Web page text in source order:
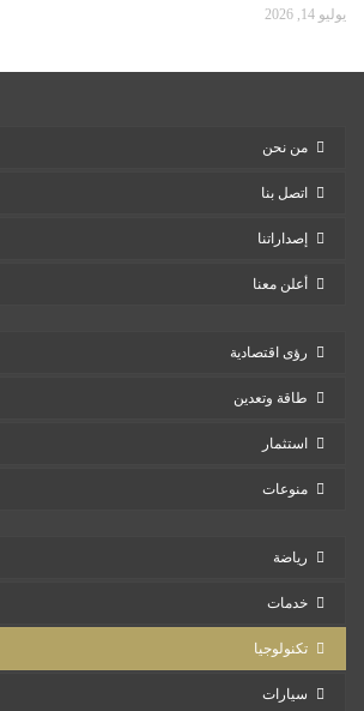
يوليو 14, 2026
من نحن
اتصل بنا
إصداراتنا
أعلن معنا
رؤى اقتصادية
طاقة وتعدين
استثمار
منوعات
رياضة
خدمات
تكنولوجيا
سيارات